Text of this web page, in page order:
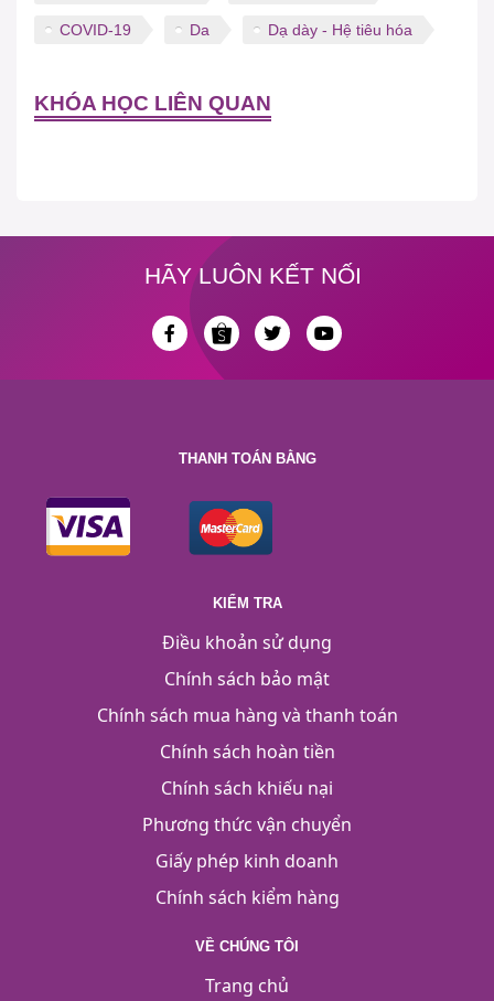
COVID-19 Da Dạ dày - Hệ tiêu hóa
KHÓA HỌC LIÊN QUAN
HÃY LUÔN KẾT NỐI
THANH TOÁN BẰNG
KIỂM TRA
Điều khoản sử dụng
Chính sách bảo mật
Chính sách mua hàng và thanh toán
Chính sách hoàn tiền
Chính sách khiếu nại
Phương thức vận chuyển
Giấy phép kinh doanh
Chính sách kiểm hàng
VỀ CHÚNG TÔI
Trang chủ